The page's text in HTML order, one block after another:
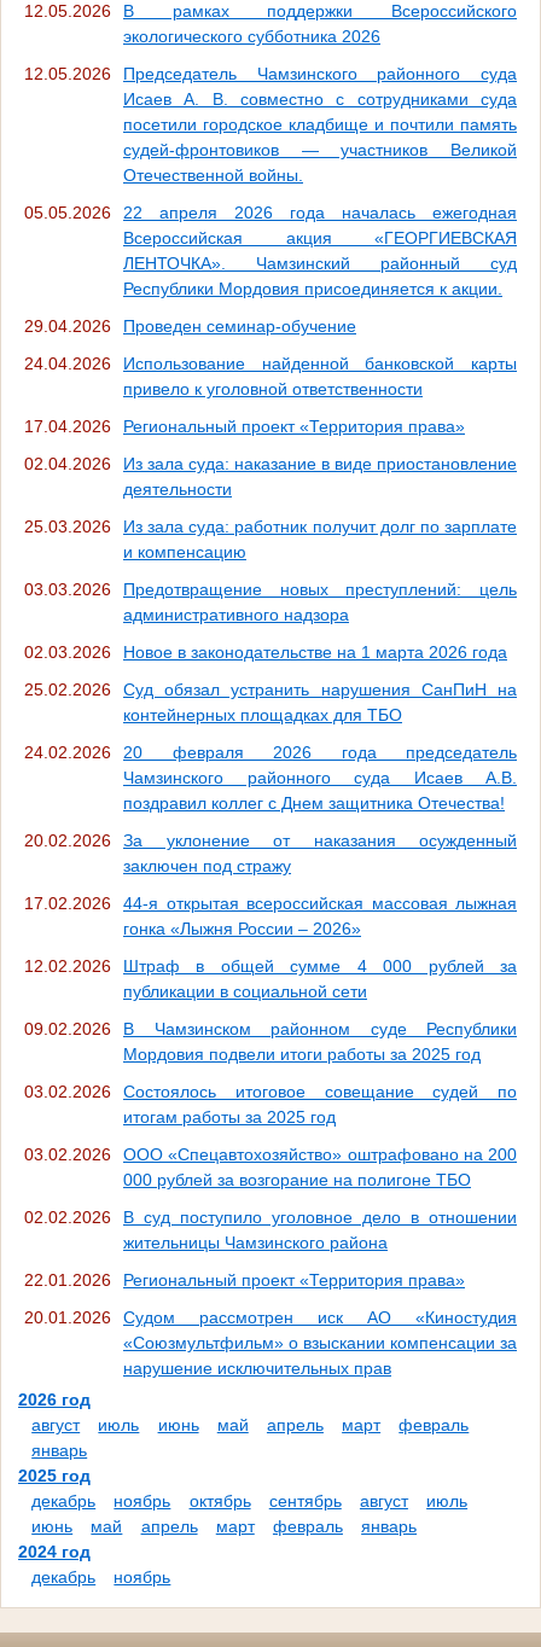
12.05.2026
В рамках поддержки Всероссийского
экологического субботника 2026
12.05.2026
Председатель Чамзинского районного суда
Исаев А. В. совместно с сотрудниками суда
посетили городское кладбище и почтили память
судей-фронтовиков — участников Великой
Отечественной войны.
05.05.2026
22 апреля 2026 года началась ежегодная
Всероссийская акция «ГЕОРГИЕВСКАЯ
ЛЕНТОЧКА». Чамзинский районный суд
Республики Мордовия присоединяется к акции.
29.04.2026
Проведен семинар-обучение
24.04.2026
Использование найденной банковской карты
привело к уголовной ответственности
17.04.2026
Региональный проект «Территория права»
02.04.2026
Из зала суда: наказание в виде приостановление
деятельности
25.03.2026
Из зала суда: работник получит долг по зарплате
и компенсацию
03.03.2026
Предотвращение новых преступлений: цель
административного надзора
02.03.2026
Новое в законодательстве на 1 марта 2026 года
25.02.2026
Суд обязал устранить нарушения СанПиН на
контейнерных площадках для ТБО
24.02.2026
20 февраля 2026 года председатель
Чамзинского районного суда Исаев А.В.
поздравил коллег с Днем защитника Отечества!
20.02.2026
За уклонение от наказания осужденный
заключен под стражу
17.02.2026
44-я открытая всероссийская массовая лыжная
гонка «Лыжня России – 2026»
12.02.2026
Штраф в общей сумме 4 000 рублей за
публикации в социальной сети
09.02.2026
В Чамзинском районном суде Республики
Мордовия подвели итоги работы за 2025 год
03.02.2026
Состоялось итоговое совещание судей по
итогам работы за 2025 год
03.02.2026
ООО «Спецавтохозяйство» оштрафовано на 200
000 рублей за возгорание на полигоне ТБО
02.02.2026
В суд поступило уголовное дело в отношении
жительницы Чамзинского района
22.01.2026
Региональный проект «Территория права»
20.01.2026
Судом рассмотрен иск АО «Киностудия
«Союзмультфильм» о взыскании компенсации за
нарушение исключительных прав
2026 год
август
июль июнь май апрель март
февраль
январь
2025 год
декабрь
ноябрь октябрь сентябрь август
июль
июнь
май апрель март февраль
январь
2024 год
декабрь
ноябрь